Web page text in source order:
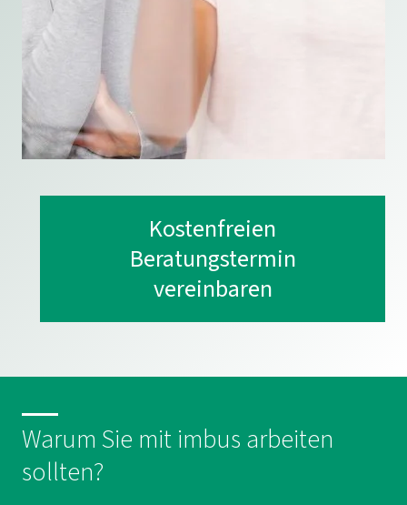
Kostenfreien
Beratungstermin
vereinbaren
Warum Sie mit imbus arbeiten
sollten?